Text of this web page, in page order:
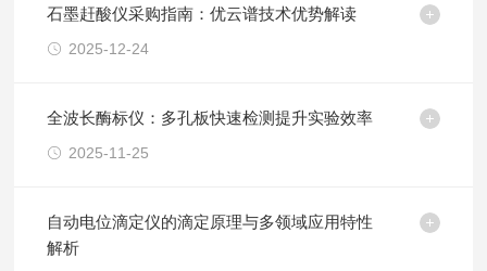
石墨赶酸仪采购指南：优云谱技术优势解读
2025-12-24
全波长酶标仪：多孔板快速检测提升实验效率
2025-11-25
自动电位滴定仪的滴定原理与多领域应用特性
解析